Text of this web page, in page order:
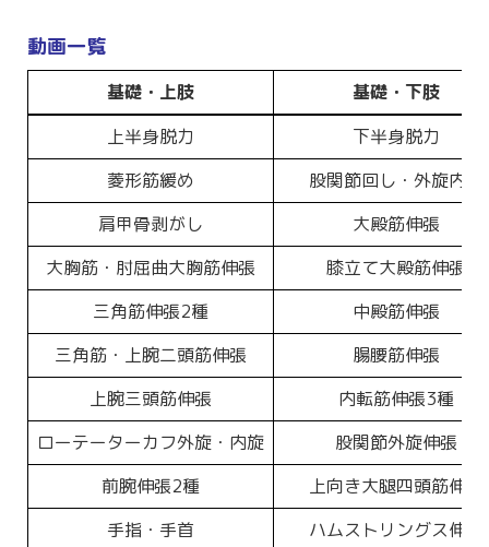
動画一覧
基礎・上肢
基礎・下肢
基礎・上肢
基礎・下肢
上半身脱力
下半身脱力
菱形筋緩め
股関節回し・外旋内旋
肩甲骨剥がし
大殿筋伸張
大胸筋・肘屈曲大胸筋伸張
膝立て大殿筋伸張
三角筋伸張2種
中殿筋伸張
三角筋・上腕二頭筋伸張
腸腰筋伸張
上腕三頭筋伸張
内転筋伸張3種
ローテーターカフ外旋・内旋
股関節外旋伸張
前腕伸張2種
上向き大腿四頭筋伸張
手指・手首
ハムストリングス伸張